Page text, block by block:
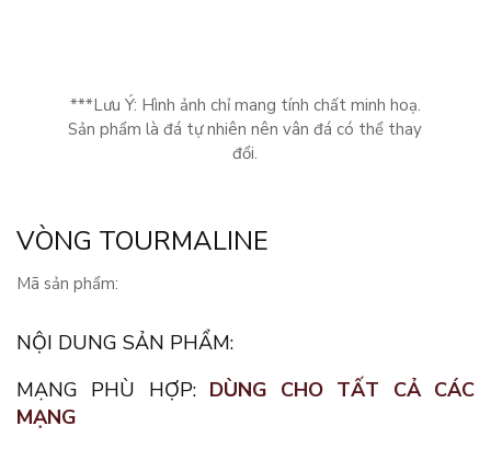
***Lưu Ý: Hình ảnh chỉ mang tính chất minh hoạ.
Sản phẩm là đá tự nhiên nên vân đá có thể thay
đổi.
VÒNG TOURMALINE
Mã sản phẩm:
NỘI DUNG SẢN PHẨM:
MẠNG PHÙ HỢP: DÙNG CHO TẤT CẢ CÁC
MẠNG